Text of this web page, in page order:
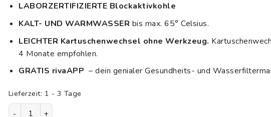
LABORZERTIFIZIERTE Blockaktivkohle
KALT- UND WARMWASSER bis max. 65° Celsius.
LEICHTER Kartuschenwechsel ohne Werkzeug.
4 Monate empfohlen.
GRATIS rivaAPP – dein genialer Gesundheits- und
Lieferzeit: 1 - 3 Tage
rivaALVA-S Viva | 2er-Set Ersatzkartusche Wasserhahnfilter |